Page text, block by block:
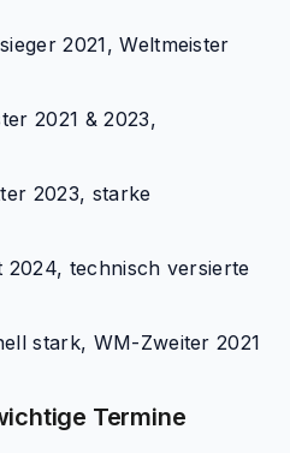
2021, Weltmeister
2021 & 2023,
2023, starke
2024, technisch versierte
stark, WM-Zweiter 2021
Termine